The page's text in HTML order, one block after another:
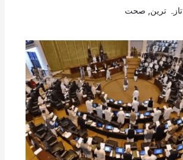
تازہ ترین صحت